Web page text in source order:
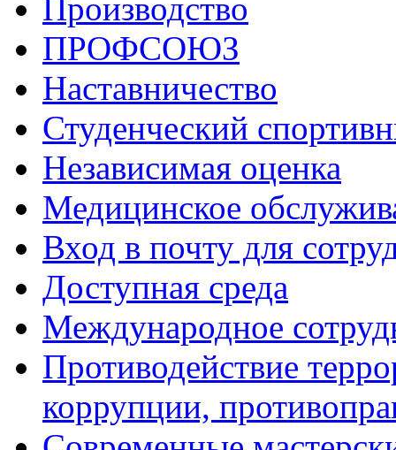
Производство
ПРОФСОЮЗ
Наставничество
Студенческий
Независимая оценка
Медицинское
Вход в почту для
Доступная среда
Международное
Противодействие
коррупции,